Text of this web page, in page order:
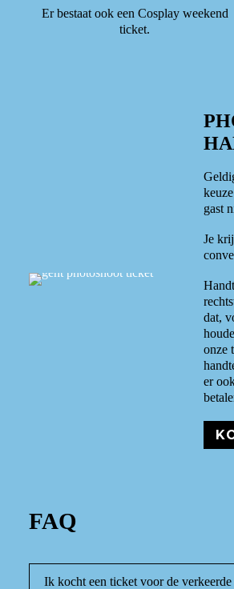
Er bestaat ook een Cosplay weekend
ticket.
gast
Je
dat,
onze
er
FAQ
Ik kocht een ticket voor de